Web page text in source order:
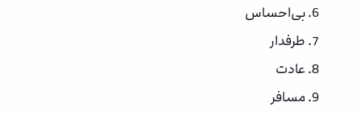
بی‌احساس
طرفدار
عادت
مسافر